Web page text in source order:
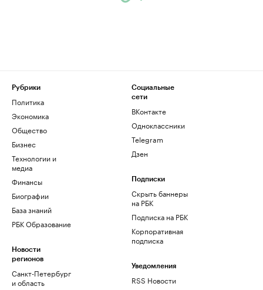
Рубрики
Политика
Экономика
Общество
Бизнес
Технологии и
медиа
Финансы
Биографии
База знаний
РБК Образование
Новости
регионов
Санкт-Петербург
и область
Социальные
сети
ВКонтакте
Одноклассники
Telegram
Дзен
Подписки
Скрыть баннеры
на РБК
Подписка на РБК
Корпоративная
подписка
Уведомления
RSS Новости